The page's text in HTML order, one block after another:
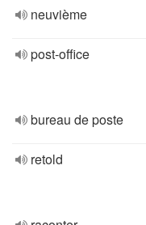
neuvième
post-office
bureau de poste
retold